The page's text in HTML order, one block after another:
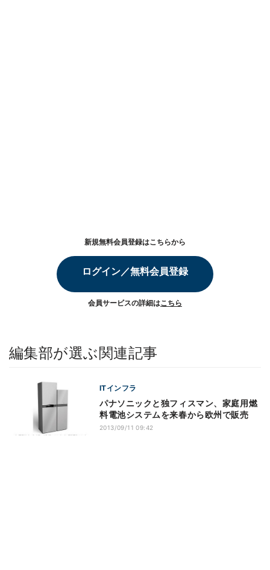
新規無料会員登録はこちらから
ログイン／無料会員登録
会員サービスの詳細はこちら
編集部が選ぶ関連記事
ITインフラ
パナソニックと独フィスマン、家庭用燃
料電池システムを来春から欧州で販売
2013/09/11 09:42